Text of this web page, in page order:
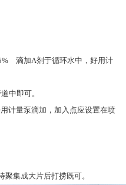
滴加A剂于循环水中，好用计
中即可。
计量泵滴加，加入点应设置在喷
集成大片后打捞既可。